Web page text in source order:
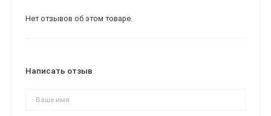
Нет отзывов об этом товаре.
Написать отзыв